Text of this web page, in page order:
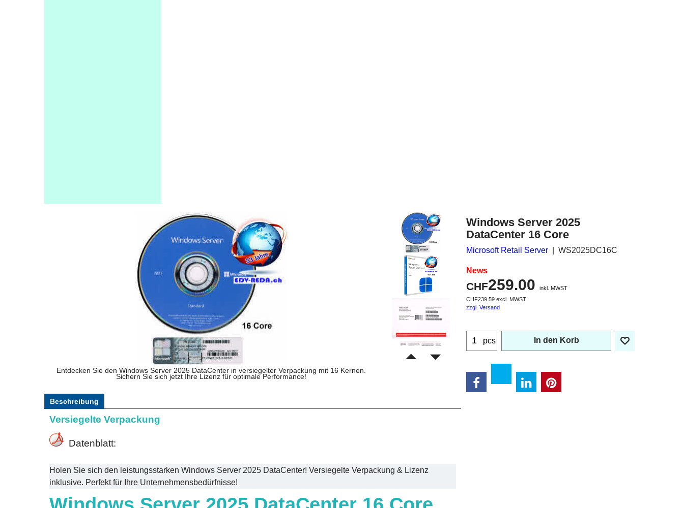
Entdecken Sie den Windows Server 2025 DataCenter in versiegelter Verpackung mit 16 Kernen.
Sichern Sie sich jetzt Ihre Lizenz für optimale Performance!
Windows Server 2025
DataCenter 16 Core
Microsoft Retail Server WS2025DC16C
News
CHF259.00
inkl. MWST
CHF239.59 excl. MWST
zzgl. Versand
pcs In den Korb
Beschreibung
Versiegelte Verpackung
Datenblatt:
Holen Sie sich den leistungsstarken Windows Server 2025 DataCenter! Versiegelte Verpackung & Lizenz
inklusive. Perfekt für Ihre Unternehmensbedürfnisse!